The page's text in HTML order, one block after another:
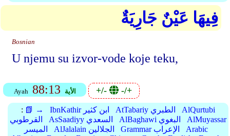
فِيهَا عَيْنٌ جَارِيَةٌ
Bosnian
U njemu su izvor-vode koje teku,
Ayah 88:13 الأية +/- -/+
: 📗 → IbnKathir ابن كثير AtTabariy الطبري
AlQurtubi
القرطوبي
AsSaadiyy السعدي AlBaghawi البغوي
AlMuyassar
الميسر
AlJalalain الجلالين Grammar الإعراب
Arabic